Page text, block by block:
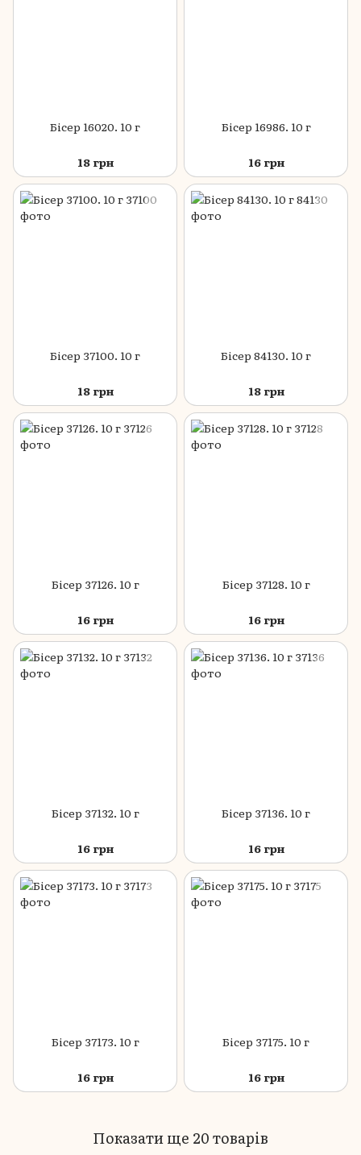
Бісер 16020. 10 г
18 грн
Бісер 16986. 10 г
16 грн
Бісер 37100. 10 г
18 грн
Бісер 84130. 10 г
18 грн
Бісер 37126. 10 г
16 грн
Бісер 37128. 10 г
16 грн
Бісер 37132. 10 г
16 грн
Бісер 37136. 10 г
16 грн
Бісер 37173. 10 г
16 грн
Бісер 37175. 10 г
16 грн
Показати ще 20 товарів